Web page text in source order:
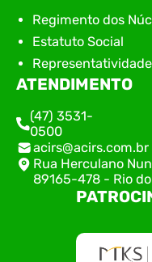
Regimento dos
Estatuto Social
Representatividade
ATENDIMENTO
(47) 3531-
0500
acirs@acirs.com.br
Rua Herculano
89165-478 - Rio